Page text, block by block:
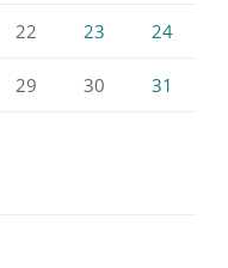
22 23 24
29 30 31